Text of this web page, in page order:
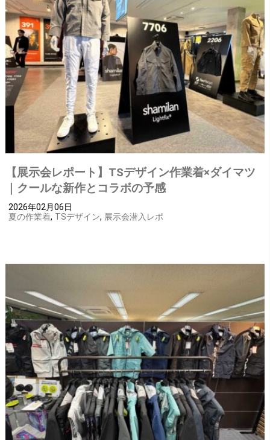
【展示会レポート】TSデザイン作業着×ダイマツ
｜クールな新作とコラボの予感
2026年02月06日
夏の作業着, TSデザイン, 展示会潜入レポ